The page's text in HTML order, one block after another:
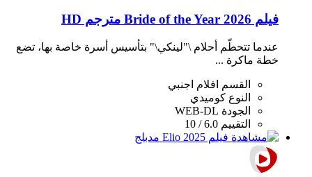
فيلم Bride of the Year 2026 مترجم HD
عندما تتحطّم أحلام \"لينكي\" بتأسيس أسرة خاصة بها، تضع
خطة ماكرة ...
القسم
افلام اجنبي
النوع كوميدي
الجودة WEB-DL
التقييم 6.0 / 10